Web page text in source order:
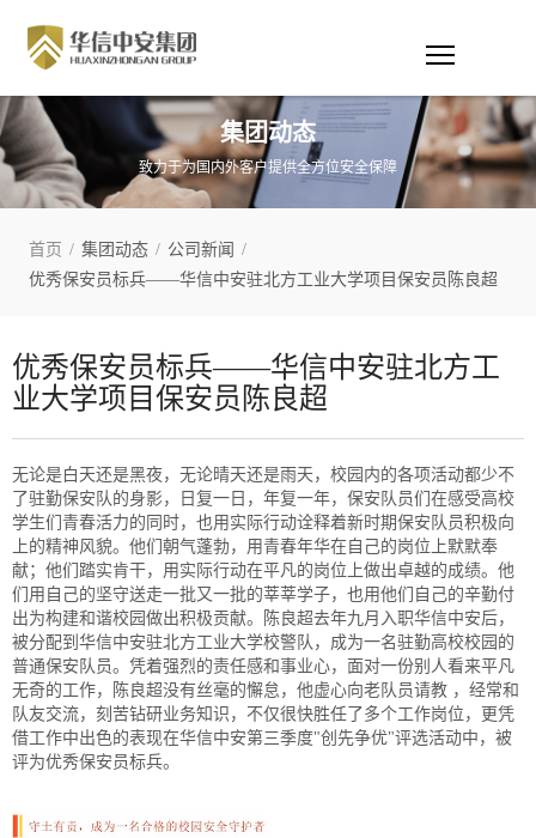
集团动态
致力于为国内外客户提供全方位安全保障
首页 / 集团动态 / 公司新闻 /
优秀保安员标兵——华信中安驻北方工业大学项目保安员陈良超
优秀保安员标兵——华信中安驻北方工
业大学项目保安员陈良超
无论是白天还是黑夜，无论晴天还是雨天，校园内的各项活动都少不
了驻勤保安队的身影，日复一日，年复一年，保安队员们在感受高校
学生们青春活力的同时，也用实际行动诠释着新时期保安队员积极向
上的精神风貌。他们朝气蓬勃，用青春年华在自己的岗位上默默奉
献；他们踏实肯干，用实际行动在平凡的岗位上做出卓越的成绩。他
们用自己的坚守送走一批又一批的莘莘学子，也用他们自己的辛勤付
出为构建和谐校园做出积极贡献。陈良超去年九月入职华信中安后，
被分配到华信中安驻北方工业大学校警队，成为一名驻勤高校校园的
普通保安队员。凭着强烈的责任感和事业心，面对一份别人看来平凡
无奇的工作，陈良超没有丝毫的懈怠，他虚心向老队员请教 ，经常和
队友交流，刻苦钻研业务知识，不仅很快胜任了多个工作岗位，更凭
借工作中出色的表现在华信中安第三季度"创先争优"评选活动中，被
评为优秀保安员标兵。